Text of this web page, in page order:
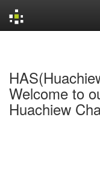
Welcome to
Huachiew